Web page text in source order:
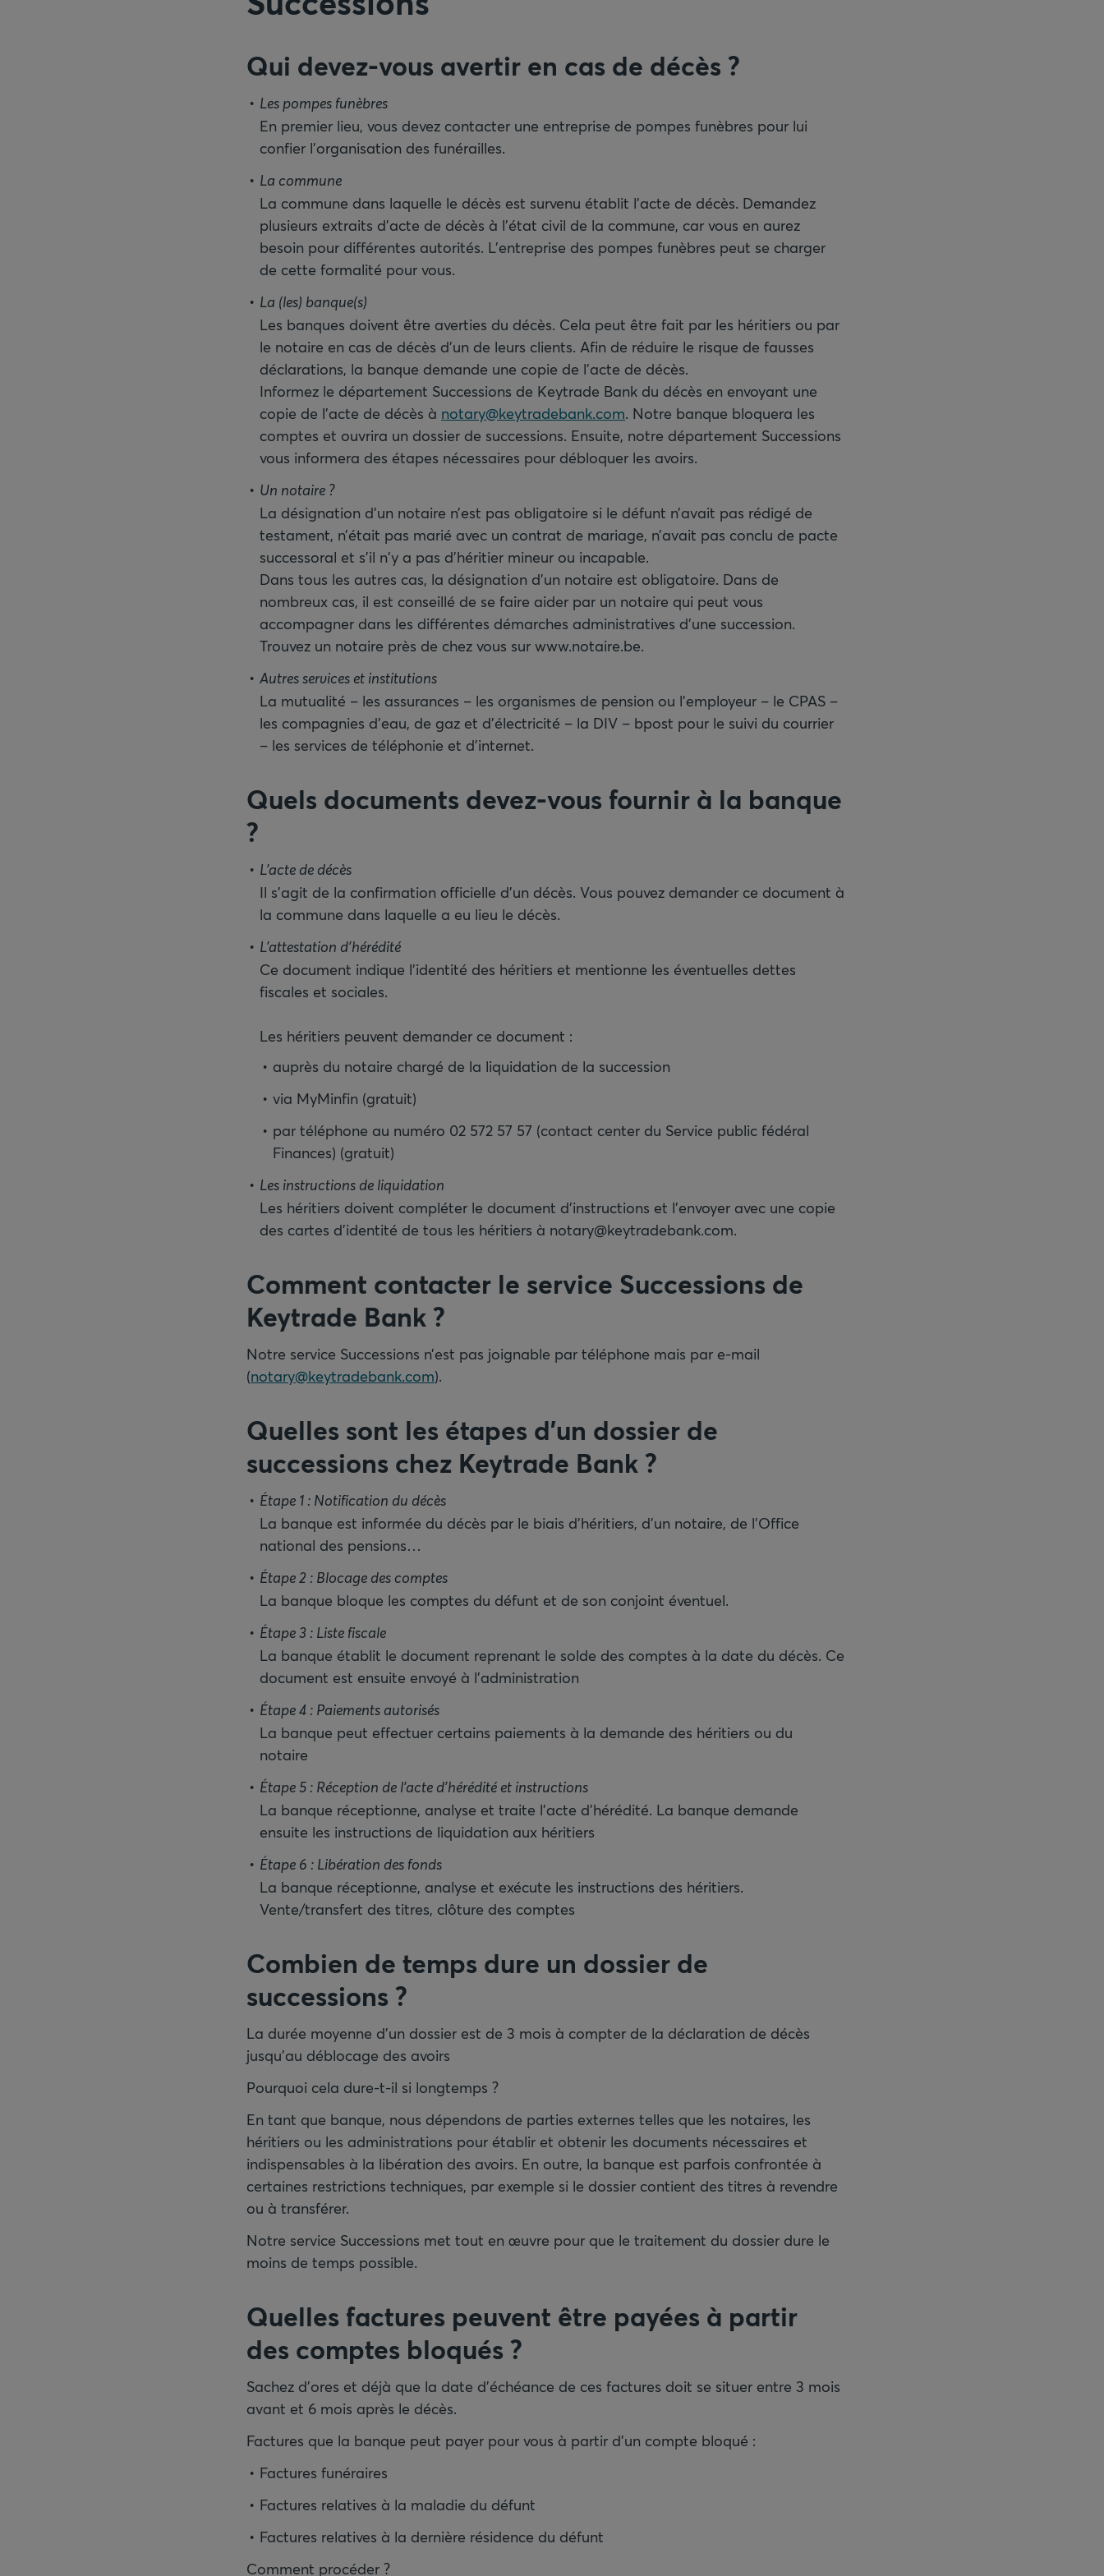
Qui devez-vous avertir en cas de décès ?
Les pompes funèbres
En premier lieu, vous devez contacter une entreprise de pompes funèbres pour lui
confier l’organisation des funérailles.
La commune
La commune dans laquelle le décès est survenu établit l’acte de décès. Demandez
plusieurs extraits d’acte de décès à l’état civil de la commune, car vous en aurez
besoin pour différentes autorités. L’entreprise des pompes funèbres peut se charger
de cette formalité pour vous.
La (les) banque(s)
Les banques doivent être averties du décès. Cela peut être fait par les héritiers ou par
le notaire en cas de décès d’un de leurs clients. Afin de réduire le risque de fausses
déclarations, la banque demande une copie de l’acte de décès.
Informez le département Successions de Keytrade Bank du décès en envoyant une
copie de l’acte de décès à notary@keytradebank.com. Notre banque bloquera les
comptes et ouvrira un dossier de successions. Ensuite, notre département Successions
vous informera des étapes nécessaires pour débloquer les avoirs.
Un notaire ?
La désignation d’un notaire n’est pas obligatoire si le défunt n’avait pas rédigé de
testament, n’était pas marié avec un contrat de mariage, n’avait pas conclu de pacte
successoral et s’il n'y a pas d’héritier mineur ou incapable.
Dans tous les autres cas, la désignation d’un notaire est obligatoire. Dans de
nombreux cas, il est conseillé de se faire aider par un notaire qui peut vous
accompagner dans les différentes démarches administratives d’une succession.
Trouvez un notaire près de chez vous sur www.notaire.be.
Autres services et institutions
La mutualité – les assurances – les organismes de pension ou l’employeur – le CPAS –
les compagnies d’eau, de gaz et d’électricité – la DIV – bpost pour le suivi du courrier
– les services de téléphonie et d’internet.
Quels documents devez-vous fournir à la banque
?
Il s’agit de la confirmation officielle d’un décès. Vous pouvez demander ce document à
la commune dans laquelle a eu lieu le décès.
Ce document indique l’identité des héritiers et mentionne les éventuelles dettes
fiscales et sociales.
Les héritiers peuvent demander ce document :
auprès du notaire chargé de la liquidation de la succession
via MyMinfin (gratuit)
par téléphone au numéro 02 572 57 57 (contact center du Service public fédéral
Les héritiers doivent compléter le document d’instructions et l’envoyer avec une copie
des cartes d’identité de tous les héritiers à notary@keytradebank.com.
Comment contacter le service Successions de
Keytrade Bank?
Notre service Successions n’est pas joignable par téléphone mais par e-mail
(notary@keytradebank.com).
Quelles sont les étapes d’un dossier de
successions chez Keytrade Bank?
Étape 1 : Notification du décès
La banque est informée du décès par le biais d’héritiers, d’un notaire, de l’Office
national des pensions…
Étape 2 : Blocage des comptes
La banque bloque les comptes du défunt et de son conjoint éventuel.
Étape 3 : Liste fiscale
La banque établit le document reprenant le solde des comptes à la date du décès. Ce
document est ensuite envoyé à l’administration
Étape 4 : Paiements autorisés
La banque peut effectuer certains paiements à la demande des héritiers ou du
notaire
Étape 5 : Réception de l’acte d’hérédité et instructions
La banque réceptionne, analyse et traite l’acte d’hérédité. La banque demande
ensuite les instructions de liquidation aux héritiers
Étape 6 : Libération des fonds
La banque réceptionne, analyse et exécute les instructions des héritiers.
Vente/transfert des titres, clôture des comptes
Combien de temps dure un dossier de
successions ?
La durée moyenne d’un dossier est de 3 mois à compter de la déclaration de décès
jusqu’au déblocage des avoirs
Pourquoi cela dure-t-il si longtemps ?
En tant que banque, nous dépendons de parties externes telles que les notaires, les
héritiers ou les administrations pour établir et obtenir les documents nécessaires et
indispensables à la libération des avoirs. En outre, la banque est parfois confrontée à
certaines restrictions techniques, par exemple si le dossier contient des titres à revendre
ou à transférer.
Notre service Successions met tout en œuvre pour que le traitement du dossier dure le
moins de temps possible.
Quelles factures peuvent être payées à partir
des comptes bloqués ?
Sachez d’ores et déjà que la date d’échéance de ces factures doit se situer entre 3 mois
avant et 6 mois après le décès.
Factures que la banque peut payer pour vous à partir d’un compte bloqué :
Factures funéraires
Factures relatives à la maladie du défunt
Factures relatives à la dernière résidence du défunt
Comment procéder ?